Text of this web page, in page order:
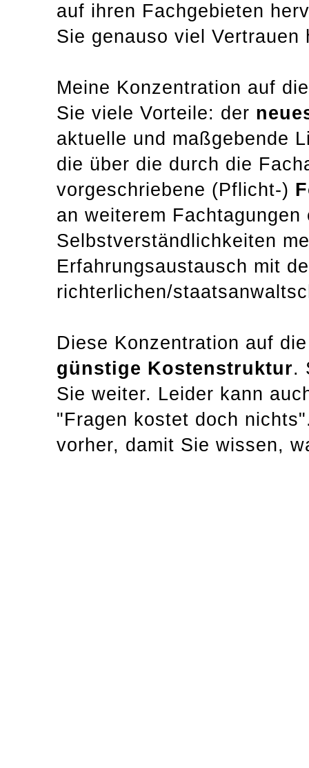
auf ihren Fachgebieten
Sie genauso viel
Meine Konzentration auf
Sie viele Vorteile: der
aktuelle und maßgebende
die über die durch die
vorgeschriebene (Pflicht-)
an weiterem Fachtagungen
Selbstverständlichkeiten
Erfahrungsaustausch mit
richterlichen/
Diese Konzentration auf
günstige Kostenstruktur.
Sie weiter. Leider kann
"Fragen kostet doch
vorher, damit Sie wissen,